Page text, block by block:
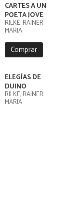
CARTES A UN
POETA JOVE
RILKE, RAINER
MARIA
Comprar
ELEGÍAS DE
DUINO
RILKE, RAINER
MARIA